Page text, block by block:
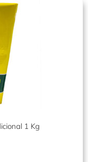
1 Kg